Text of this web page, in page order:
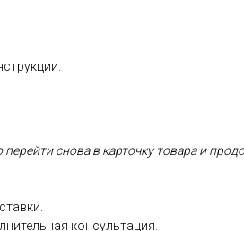
снова в карточку товара и
консультация.